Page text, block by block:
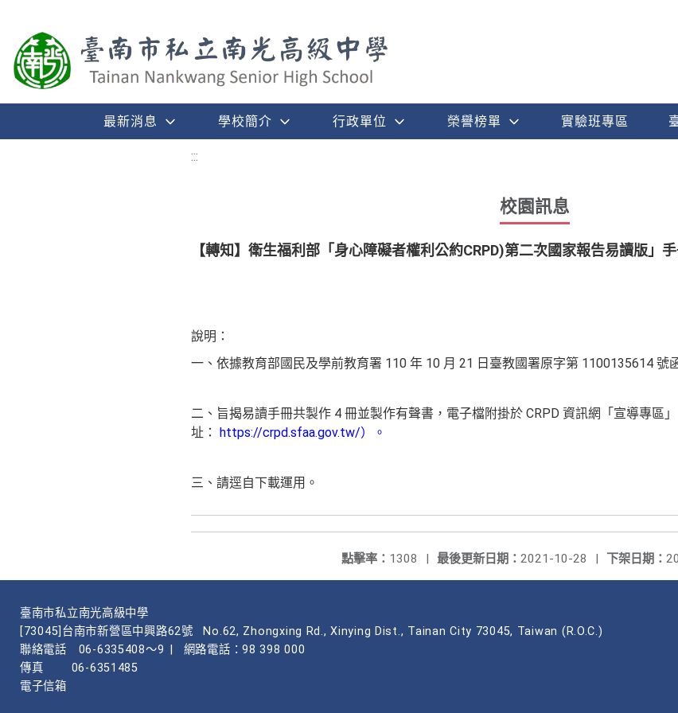
最新消息 學校簡介 行政單位 榮譽榜單 實驗班專區
:::
校園訊息
【轉知】衛生福利部「身心障礙者權利公約CRPD)第二次國家報告易讀版」
說明：
一、依據教育部國民及學前教育署 110 年 10 月 21 日臺教國署原字第 1100135614 號
二、旨揭易讀手冊共製作 4 冊並製作有聲書，電子檔附掛於 CRPD 資訊網「宣導專區
址： https://crpd.sfaa.gov.tw/）。
三、請逕自下載運用。
下架日期：
最後更新日期： 2021-10-28 |
點擊率： 1308 |
臺南市私立南光高級中學
[73045]台南市新營區中興路62號
No.62, Zhongxing Rd., Xinying Dist., Tainan City 73045, Taiwan (R.O.C.)
聯絡電話
06-6335408～9
網路電話：98 398 000
傳真
06-6351485
電子信箱